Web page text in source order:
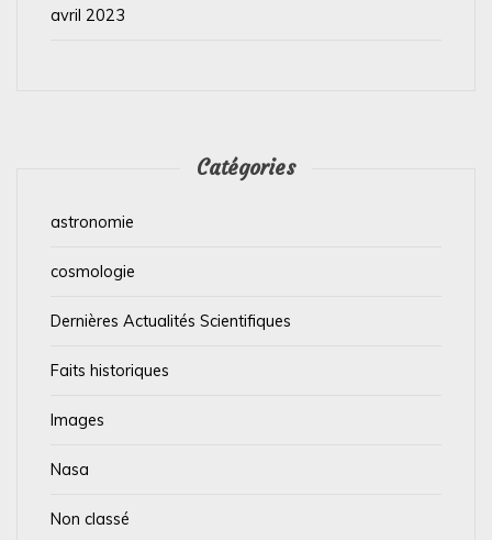
avril 2023
Catégories
astronomie
cosmologie
Dernières Actualités Scientifiques
Faits historiques
Images
Nasa
Non classé